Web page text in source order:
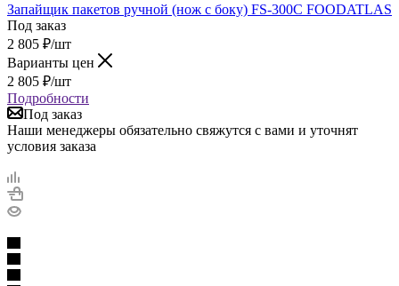
Запайщик пакетов ручной (нож с боку) FS-300C FOODATLAS
Под заказ
2 805 ₽/шт
Варианты цен
2 805 ₽/шт
Подробности
Под заказ
Наши менеджеры обязательно свяжутся с вами и уточнят
условия заказа